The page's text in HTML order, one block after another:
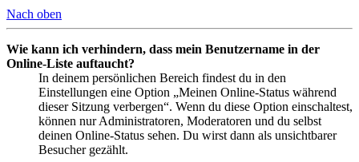
Nach oben
Wie kann ich verhindern, dass mein Benutzername in der
Online-Liste auftaucht?
In deinem persönlichen Bereich findest du in den
Einstellungen eine Option „Meinen Online-Status während
dieser Sitzung verbergen“. Wenn du diese Option einschaltest,
können nur Administratoren, Moderatoren und du selbst
deinen Online-Status sehen. Du wirst dann als unsichtbarer
Besucher gezählt.